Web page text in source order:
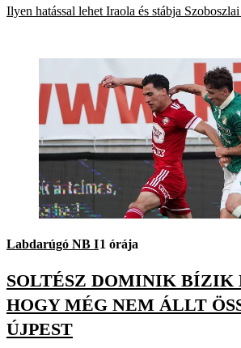
Ilyen hatással lehet Iraola és stábja
Labdarúgó NB I1 órája
SOLTÉSZ DOMINIK BÍZIK
HOGY MÉG NEM ÁLLT
ÚJPEST